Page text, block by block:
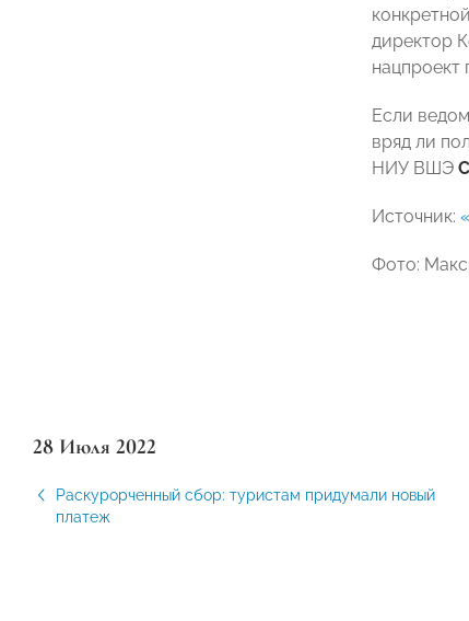
директор
нацпроект
Если
вряд ли
НИУ ВШЭ
Источник:
Фото:
28 Июля 2022
Раскурорченный сбор: туристам придумали новый
платеж